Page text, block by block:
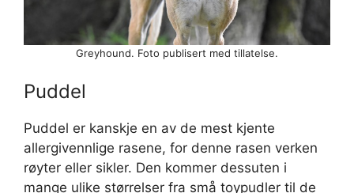
Greyhound. Foto publisert med tillatelse.
Puddel
Puddel er kanskje en av de mest kjente
allergivennlige rasene, for denne rasen verken
røyter eller sikler. Den kommer dessuten i
mange ulike størrelser fra små toypudler til de